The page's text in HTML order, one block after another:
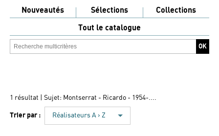
Nouveautés Sélections
Collections
Tout le catalogue
1 résultat | Sujet: Montserrat - Ricardo - 1954-....
Trier par : Réalisateurs A › Z